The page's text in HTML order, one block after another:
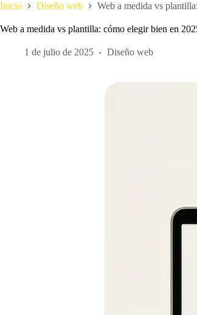
Inicio Diseño web Web a medida vs
Web a medida vs plantilla: cómo elegir bien en
1 de julio de 2025 Diseño web